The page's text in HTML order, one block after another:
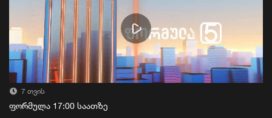
7 თვის
ფორმულა 17:00 საათზე